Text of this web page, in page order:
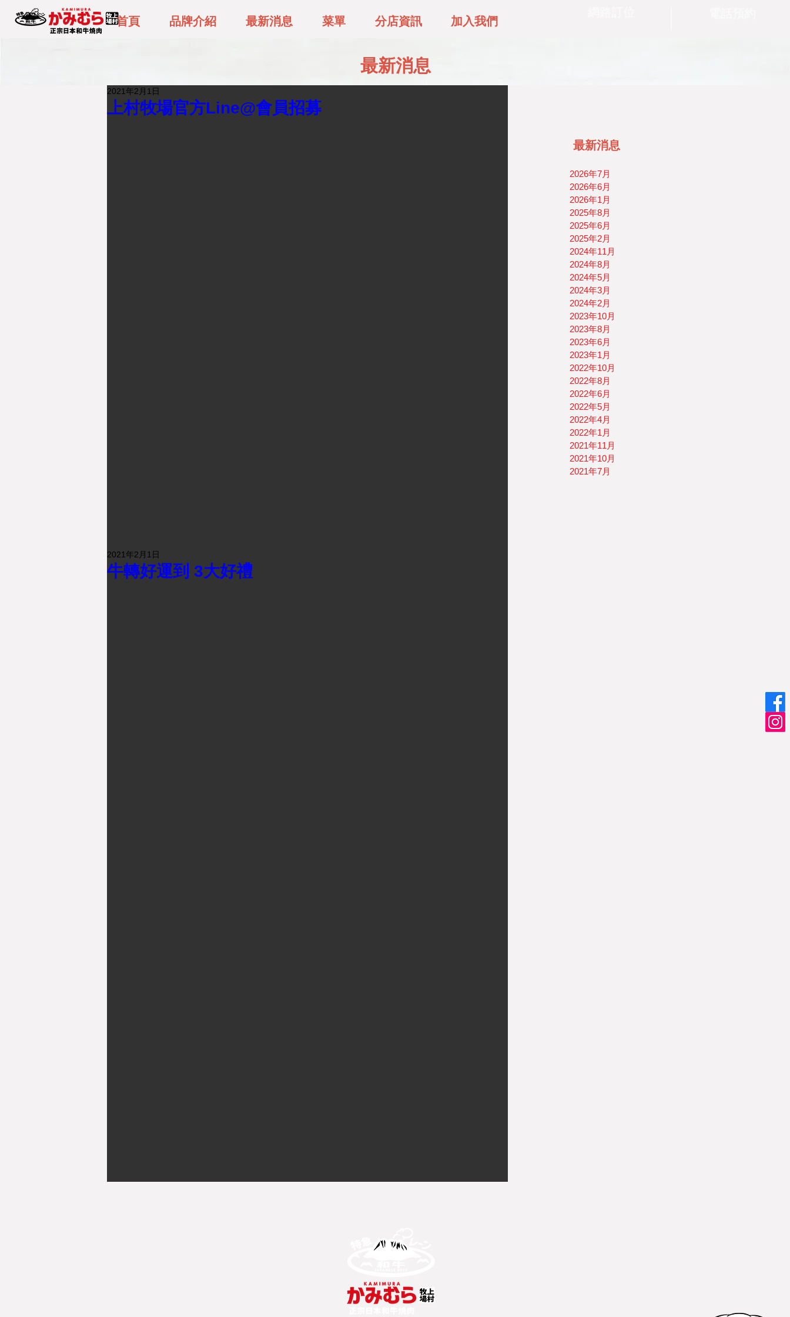
首頁 品牌介紹 最新消息 菜單 分店資訊 加入我們
最新消息
最新消息
2026年7月
2026年6月
2026年1月
2025年8月
2025年6月
2025年2月
2024年11月
2024年8月
2024年5月
2024年3月
2024年2月
2023年10月
2023年8月
2023年6月
2023年1月
2022年10月
2022年8月
2022年6月
2022年5月
2022年4月
2022年1月
2021年11月
2021年10月
2021年7月
上村牧場官方Line@會員招募
2021年2月1日
牛轉好運到 3大好禮
2021年2月1日